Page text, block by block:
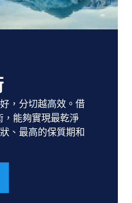
，分切越高效。借
，能夠實現最乾淨
、最高的保質期和